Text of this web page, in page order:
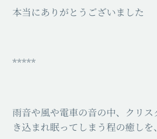
⁡本当にありがとうございました
*****
雨音や風や電車の音の中、クリ
き込まれ眠ってしまう程の癒しを